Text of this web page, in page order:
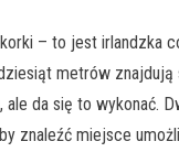
– to jest irlandzka
metrów
da się to wykonać.
znaleźć miejsce